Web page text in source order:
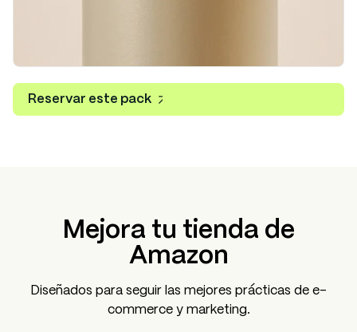
Reservar este pack
Mejora tu tienda de
Amazon
Diseñados para seguir las mejores prácticas de e-
commerce y marketing.